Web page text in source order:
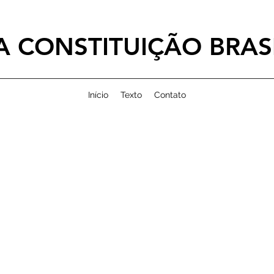
CONSTITUIÇÃO
Início Texto Contato